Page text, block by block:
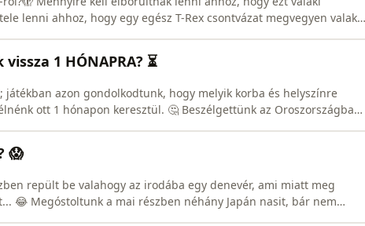
lenni ahhoz, hogy egy egész T-Rex csontvázat megvegyen valaki
- Élmények a postán00:08:53 - Soha ne fizess előre!00:11:48 -
1 HÓNAPRA? ⏳
játékban azon gondolkodtunk, hogy melyik korba és helyszínre
ott 1 hónapon keresztül. 🤔 Beszélgettünk az Oroszországban
fogyasszanak az autók. 😂 Megemlítettük még, hogy van, aki
😱
repült be valahogy az irodába egy denevér, ami miatt meg
😂 Megóstoltunk a mai részben néhány Japán nasit, bár nem